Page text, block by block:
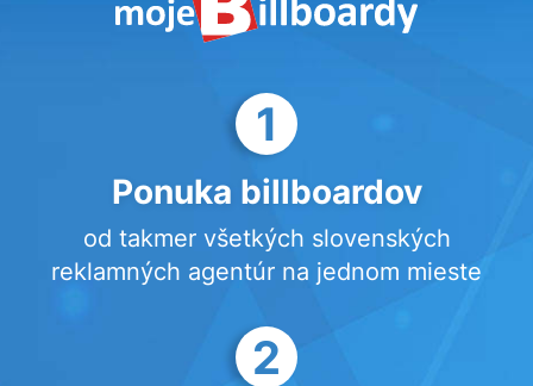
1
Ponuka billboardov
od takmer všetkých slovenských
reklamných agentúr na jednom mieste
2